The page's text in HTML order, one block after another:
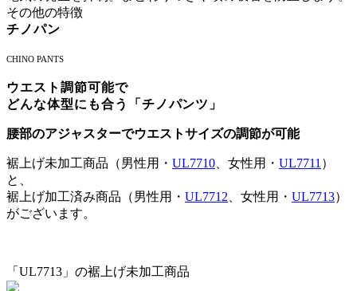
その他の特徴
チノパン
CHINO PANTS
ウエスト調節可能で
どんな体型にも合う「チノパンツ」
腰部のアジャスターでウエストサイズの調節が可能
裾上げ未加工商品（男性用・ UL7710 、女性用・ UL7711 ）
と、
裾上げ加工済み商品（男性用・ UL7712 、女性用・ UL7713）
がございます。
「UL7713」の裾上げ未加工商品